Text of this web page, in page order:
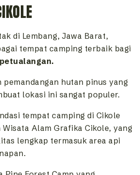
di Lembang, Jawa Barat,
tempat camping terbaik bagi
petualangan.
pemandangan hutan pinus yang
lokasi ini sangat populer.
tempat camping di Cikole
Alam Grafika Cikole, yang
lengkap termasuk area api